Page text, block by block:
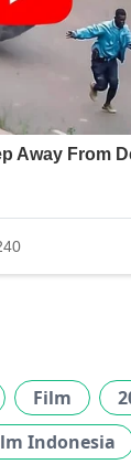
Film
Indonesia